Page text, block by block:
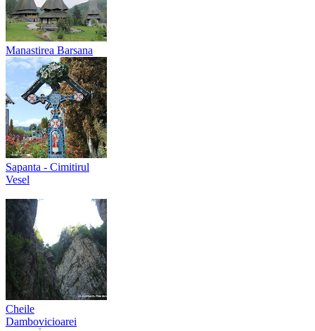
Manastirea Barsana
Sapanta - Cimitirul
Vesel
Cheile
Dambovicioarei